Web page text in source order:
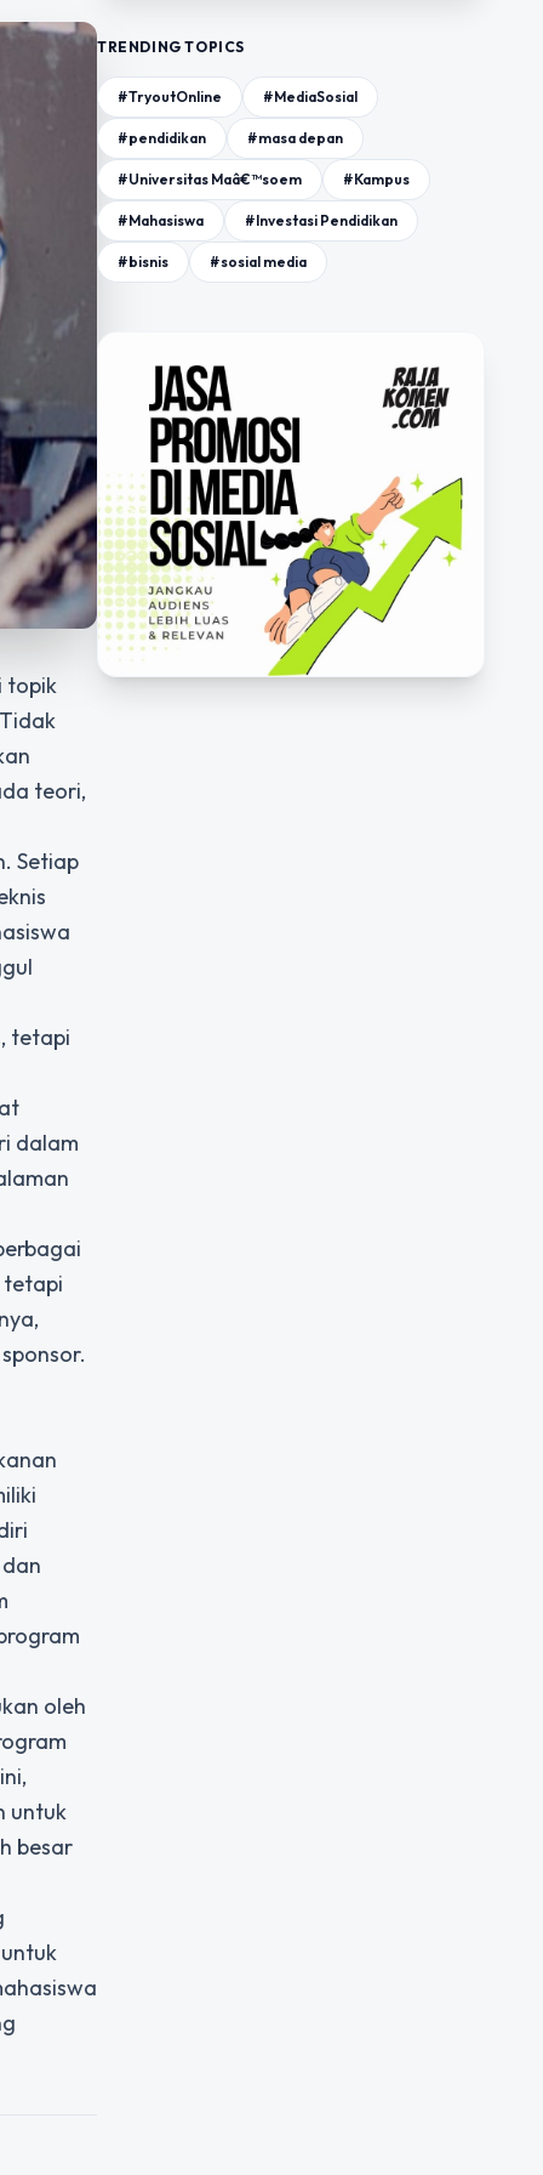
topik
teori,
Setiap
tetapi
dalam
tetapi
oleh
untuk
besar
TRENDING TOPICS
#TryoutOnline #MediaSosial
#pendidikan #masa depan
#Universitas Maâ€™soem #Kampus
#Mahasiswa #Investasi Pendidikan
#bisnis #sosial media